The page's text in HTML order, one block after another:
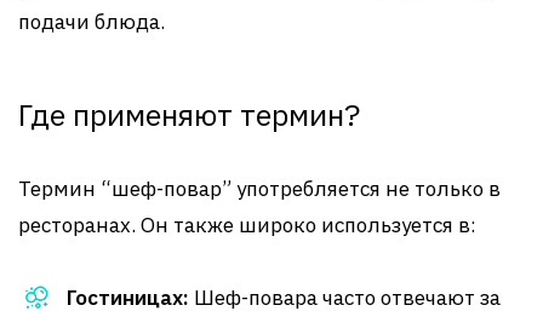
подачи блюда.
Где применяют термин?
Термин “шеф-повар” употребляется не только в
ресторанах. Он также широко используется в:
Гостиницах: Шеф-повара часто отвечают за